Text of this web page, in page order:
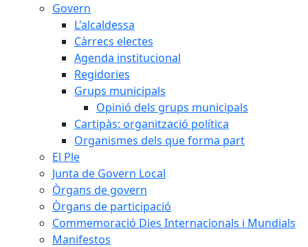
Govern
L'alcaldessa
Càrrecs electes
Agenda institucional
Regidories
Grups municipals
Opinió dels grups municipals
Cartipàs: organització política
Organismes dels que forma part
El Ple
Junta de Govern Local
Òrgans de govern
Òrgans de participació
Commemoració Dies Internacionals i Mundials
Manifestos